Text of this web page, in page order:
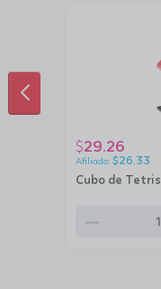
Cubo de Tetris
$29.26
$26.33
remove
ANTERIOR